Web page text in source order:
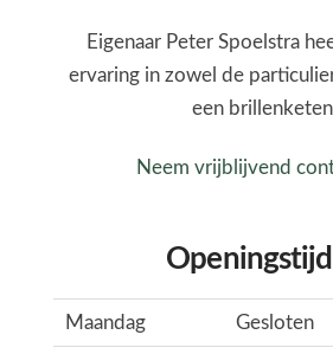
Eigenaar Peter Spoelstra
ervaring in zowel de
een
Neem vrijblijvend
Maandag Gesloten